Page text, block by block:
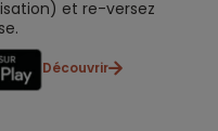
et re-versez
Découvrir